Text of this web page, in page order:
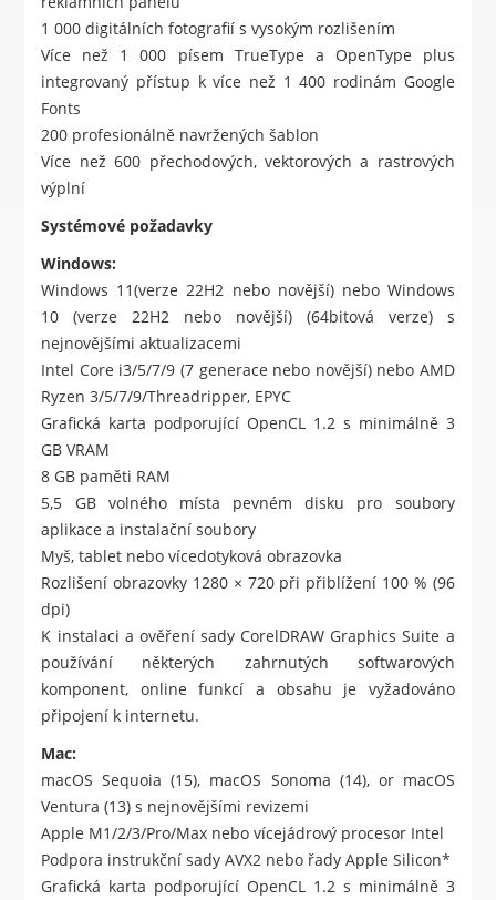
1 000 digitálních fotografií s vysokým rozlišením
Více než 1 000 písem TrueType a OpenType plus
integrovaný přístup k více než 1 400 rodinám Google
Fonts
200 profesionálně navržených šablon
Více než 600 přechodových, vektorových a rastrových
výplní
Systémové požadavky
Windows:
Windows 11(verze 22H2 nebo novější) nebo Windows
10 (verze 22H2 nebo novější) (64bitová verze) s
nejnovějšími aktualizacemi
Intel Core i3/5/7/9 (7 generace nebo novější) nebo AMD
Ryzen 3/5/7/9/Threadripper, EPYC
Grafická karta podporující OpenCL 1.2 s minimálně 3
GB VRAM
8 GB paměti RAM
5,5 GB volného místa pevném disku pro soubory
aplikace a instalační soubory
Myš, tablet nebo vícedotyková obrazovka
Rozlišení obrazovky 1280 × 720 při přiblížení 100 % (96
dpi)
K instalaci a ověření sady CorelDRAW Graphics Suite a
používání některých zahrnutých softwarových
komponent, online funkcí a obsahu je vyžadováno
připojení k internetu.
Mac:
macOS Sequoia (15), macOS Sonoma (14), or macOS
Ventura (13) s nejnovějšími revizemi
Apple M1/2/3/Pro/Max nebo vícejádrový procesor Intel
Podpora instrukční sady AVX2 nebo řady Apple Silicon*
Grafická karta podporující OpenCL 1.2 s minimálně 3